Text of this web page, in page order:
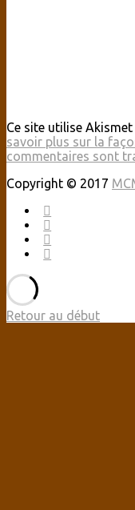
Ce site utilise
savoir plus sur la
commentaires sont
Copyright © 2017
Retour au début